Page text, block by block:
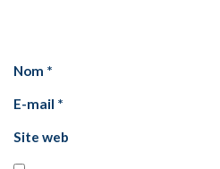
Nom *
E-mail *
Site web